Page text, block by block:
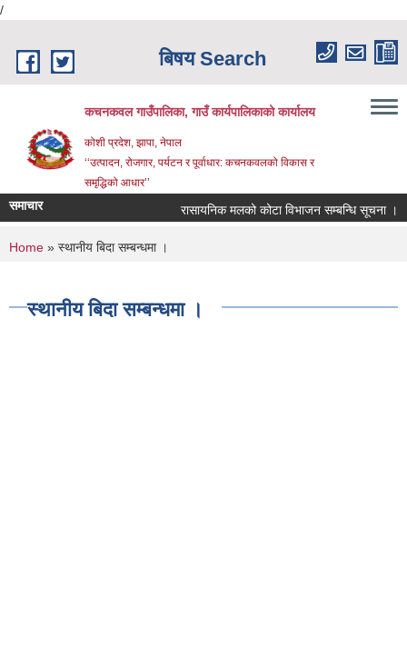
/
बिषय Search
कचनकवल गाउँपालिका, गाउँ कार्यपालिकाको कार्यालय
कोशी प्रदेश, झापा, नेपाल
‘‘उत्पादन, रोजगार, पर्यटन र पूर्वाधार: कचनकवलको विकास र
समृद्धिको आधार’’
समाचार रासायनिक मलको कोटा विभाजन सम्बन्धि सूचना ।
You are here
Home » स्थानीय बिदा सम्बन्धमा ।
स्थानीय बिदा सम्बन्धमा ।